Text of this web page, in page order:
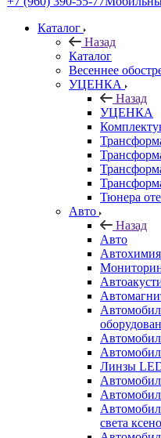
Каталог
Назад
Каталог
Весеннее
УЦЕНКА
Назад
УЦЕНКА
Тюнера
Авто
Назад
Авто
Линзы
света